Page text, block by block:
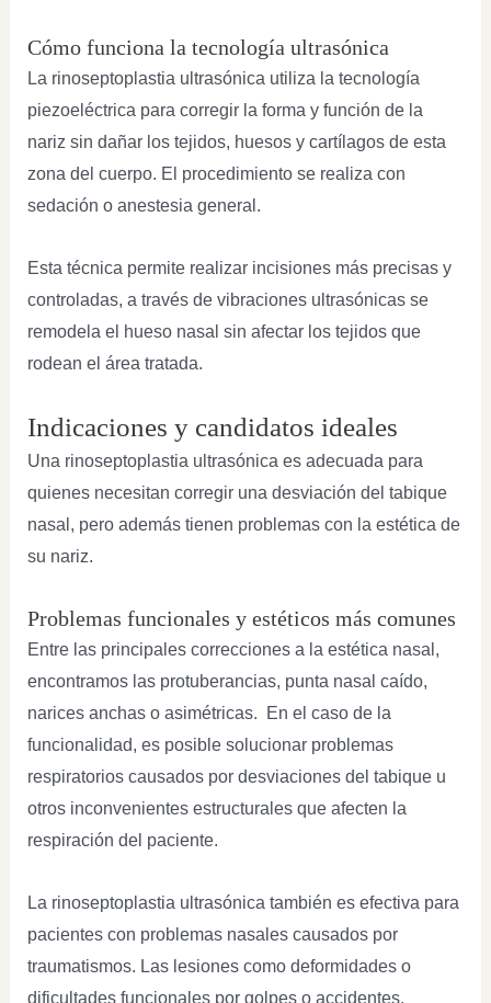
Cómo funciona la tecnología ultrasónica
La rinoseptoplastia ultrasónica utiliza la tecnología
piezoeléctrica para corregir la forma y función de la
nariz sin dañar los tejidos, huesos y cartílagos de esta
zona del cuerpo. El procedimiento se realiza con
sedación o anestesia general.
Esta técnica permite realizar incisiones más precisas y
controladas, a través de vibraciones ultrasónicas se
remodela el hueso nasal sin afectar los tejidos que
rodean el área tratada.
Indicaciones y candidatos ideales
Una rinoseptoplastia ultrasónica es adecuada para
quienes necesitan corregir una desviación del tabique
nasal, pero además tienen problemas con la estética de
su nariz.
Problemas funcionales y estéticos más comunes
Entre las principales correcciones a la estética nasal,
encontramos las protuberancias, punta nasal caído,
narices anchas o asimétricas. En el caso de la
funcionalidad, es posible solucionar problemas
respiratorios causados por desviaciones del tabique u
otros inconvenientes estructurales que afecten la
respiración del paciente.
La rinoseptoplastia ultrasónica también es efectiva para
pacientes con problemas nasales causados por
traumatismos. Las lesiones como deformidades o
dificultades funcionales por golpes o accidentes,